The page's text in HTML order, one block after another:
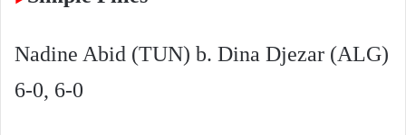
Nadine Abid (TUN) b. Dina Djezar (ALG)
6-0, 6-0